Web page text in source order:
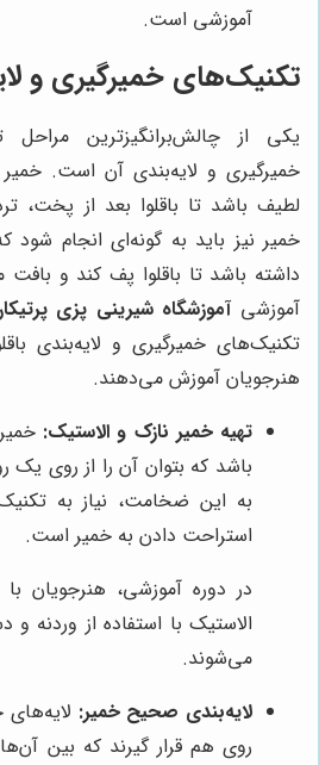
آموزشی است.
تکنیک‌های خمیرگیری و
یکی از چالش‌برانگیزترین مراحل
خمیرگیری و لایه‌بندی آن است. خمیر
لطیف باشد تا باقلوا بعد از پخت،
خمیر نیز باید به گونه‌ای انجام شود
داشته باشد تا باقلوا پف کند و بافت
آموزشیآموزشگاه شیرینی پزی
تکنیک‌های خمیرگیری و لایه‌بندی
هنرجویان آموزش می‌دهند.
تهیه خمیر نازک و الاستیک:
باشد که بتوان آن را از روی یک
به این ضخامت، نیاز به
استراحت دادن به خمیر است.
در دوره آموزشی، هنرجویان
الاستیک با استفاده از وردنه
می‌شوند.
لایه‌بندی صحیح خمیر: لایه‌های
روی هم قرار گیرند که بین